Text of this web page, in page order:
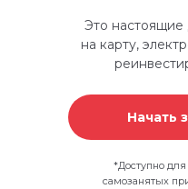
Начать
Это настоящие
на карту,
*Доступно
самозанятых